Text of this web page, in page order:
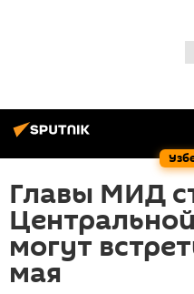
Главы МИД
могут
мая